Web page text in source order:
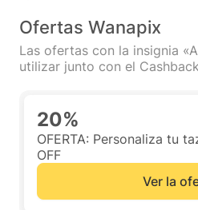
Ofertas Wanapix
Las ofertas con la insignia
utilizar junto con el
20%
OFERTA: Personaliza tu
OFF
Ver la